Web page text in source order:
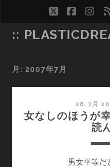
twitter
::
月: 2007年7月
28. 7月
女なしのほうが
読
男女平等だ